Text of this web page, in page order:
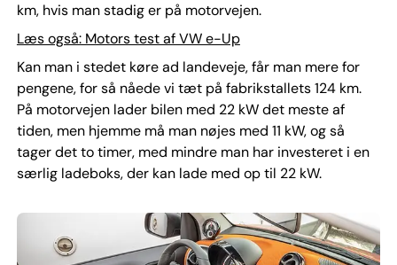
km, hvis man stadig er på motorvejen.
Læs også: Motors test af VW e-Up
Kan man i stedet køre ad landeveje, får man mere for
pengene, for så nåede vi tæt på fabrikstallets 124 km.
På motorvejen lader bilen med 22 kW det meste af
tiden, men hjemme må man nøjes med 11 kW, og så
tager det to timer, med mindre man har investeret i en
særlig ladeboks, der kan lade med op til 22 kW.